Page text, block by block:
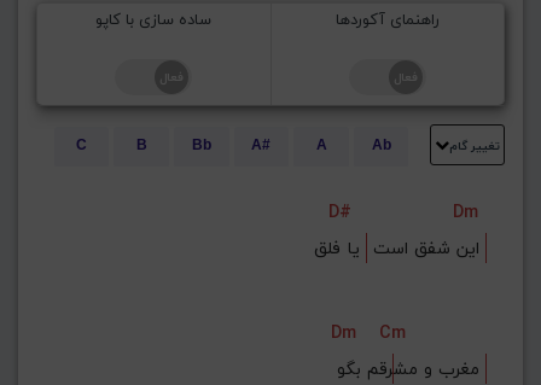
راهنمای آکوردها ساده سازی با کاپو
تغییر گام Ab
A
A#
Bb
B
C
D#
Dm
این شفق است
Dm
Cm
مغرب و مش